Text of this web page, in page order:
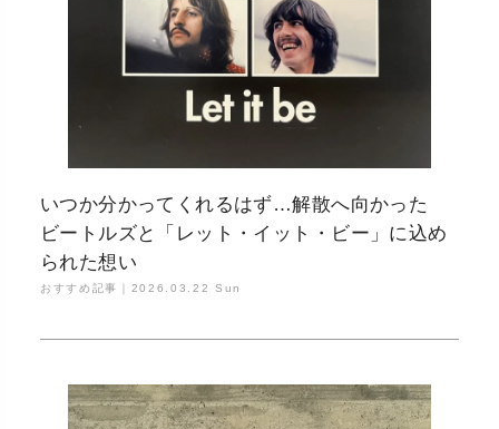
いつか分かってくれるはず…解散へ向かった
ビートルズと「レット・イット・ビー」に込め
られた想い
おすすめ記事｜ 2026.03.22 Sun